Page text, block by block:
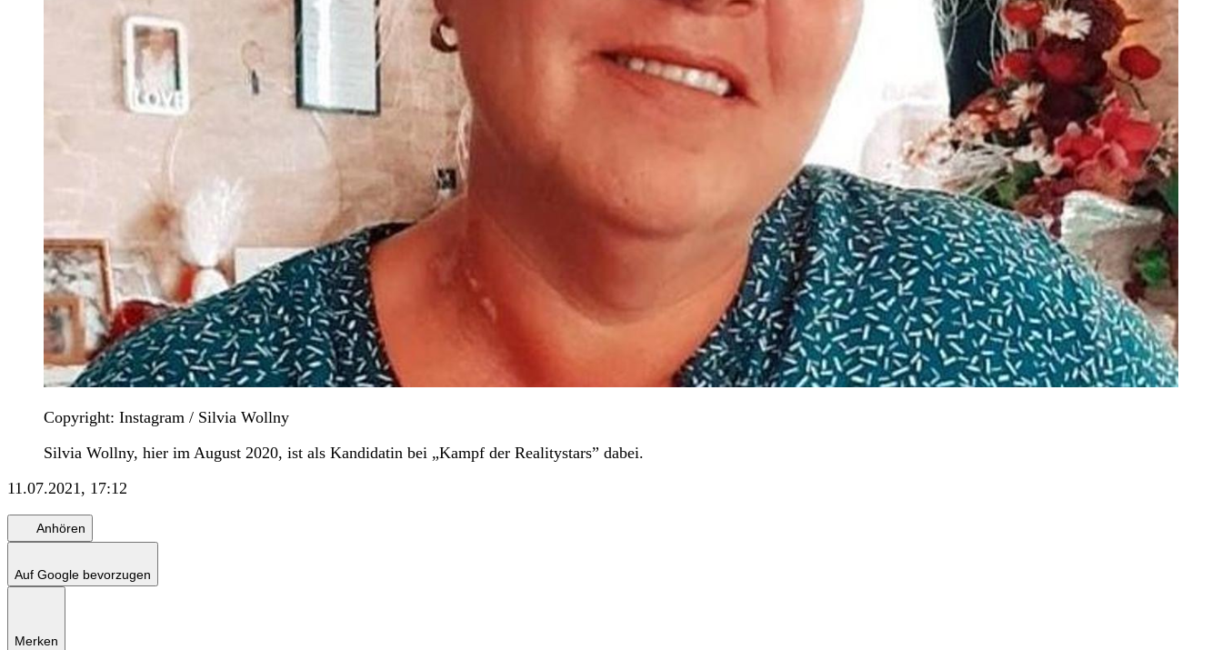
Copyright: Instagram / Silvia Wollny
Silvia Wollny, hier im August 2020, ist als Kandidatin bei „Kampf der Realitystars” dabei.
11.07.2021, 17:12
Anhören
Auf Google bevorzugen
Merken